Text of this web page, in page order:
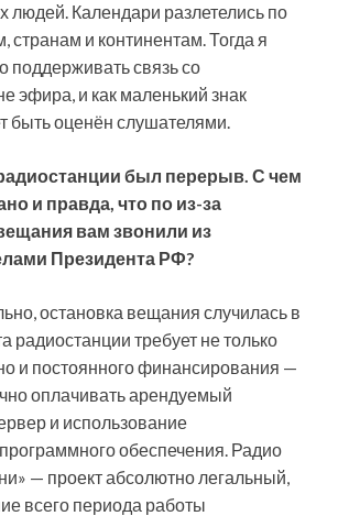
людей. Календари разлетелись по
странам и континентам. Тогда я
поддерживать связь со
эфира, и как маленький знак
быть оценён слушателями.
был перерыв. С чем
и правда, что по из-за
вам звонили из
Президента РФ?
остановка вещания случилась в
радиостанции требует не только
и постоянного финансирования —
оплачивать арендуемый
и использование
обеспечения. Радио
— проект абсолютно легальный,
всего периода работы